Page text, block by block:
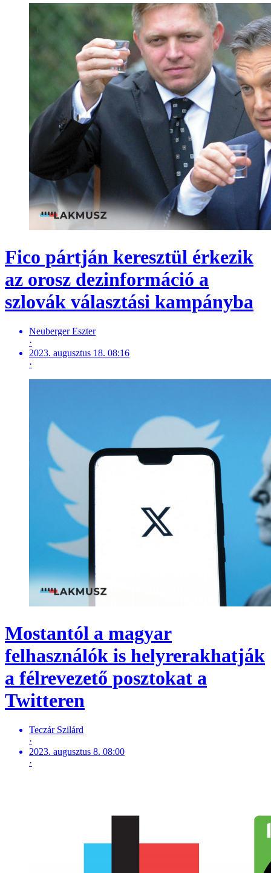
Fico pártján keresztül érkezik
az orosz dezinformáció a
szlovák választási kampányba
Neuberger Eszter
·
2023. augusztus 18. 08:16
·
Mostantól a magyar
felhasználók is helyrerakhatják
a félrevezető posztokat a
Twitteren
Teczár Szilárd
·
2023. augusztus 8. 08:00
·